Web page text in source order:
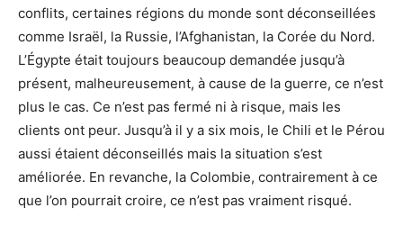
conflits, certaines régions du monde sont déconseillées
comme Israël, la Russie, l’Afghanistan, la Corée du Nord.
L’Égypte était toujours beaucoup demandée jusqu’à
présent, malheureusement, à cause de la guerre, ce n’est
plus le cas. Ce n’est pas fermé ni à risque, mais les
clients ont peur. Jusqu’à il y a six mois, le Chili et le Pérou
aussi étaient déconseillés mais la situation s’est
améliorée. En revanche, la Colombie, contrairement à ce
que l’on pourrait croire, ce n’est pas vraiment risqué.